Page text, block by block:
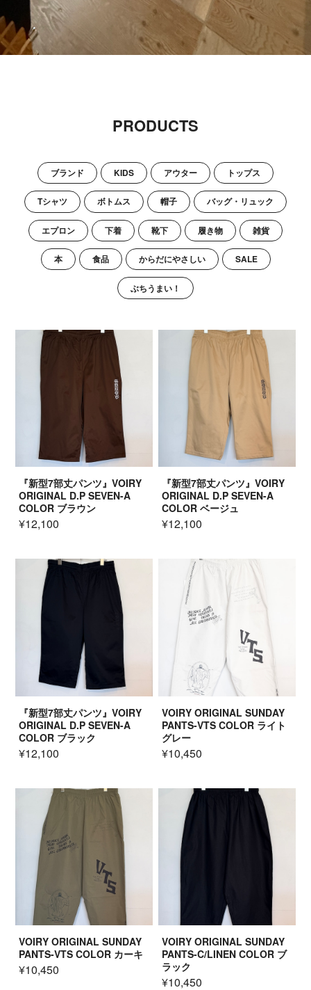
PRODUCTS
ブランド KIDS アウター トップス
Tシャツ ボトムス 帽子 バッグ・リュック
エプロン 下着 靴下 履き物 雑貨
本 食品 からだにやさしい SALE
ぶちうまい！
『新型7部丈パンツ』VOIRY
ORIGINAL D.P SEVEN-A
COLOR ブラウン
¥12,100
『新型7部丈パンツ』VOIRY
ORIGINAL D.P SEVEN-A
COLOR ベージュ
¥12,100
『新型7部丈パンツ』VOIRY
ORIGINAL D.P SEVEN-A
COLOR ブラック
¥12,100
VOIRY ORIGINAL SUNDAY
PANTS-VTS COLOR ライト
グレー
¥10,450
VOIRY ORIGINAL SUNDAY
PANTS-VTS COLOR カーキ
¥10,450
VOIRY ORIGINAL SUNDAY
PANTS-C/LINEN COLOR ブ
ラック
¥10,450